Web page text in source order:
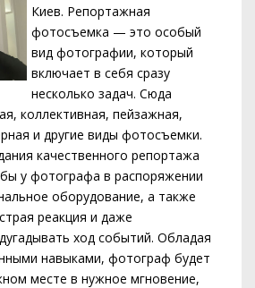
Киев. Репортажная
фотосъемка — это особый
вид фотографии, который
включает в себя сразу
несколько задач. Сюда
коллективная, пейзажная,
и другие виды фотосъемки.
качественного репортажа
у фотографа в распоряжении
оборудование, а также
реакция и даже
ход событий. Обладая
навыками, фотограф будет
месте в нужное мгновение,